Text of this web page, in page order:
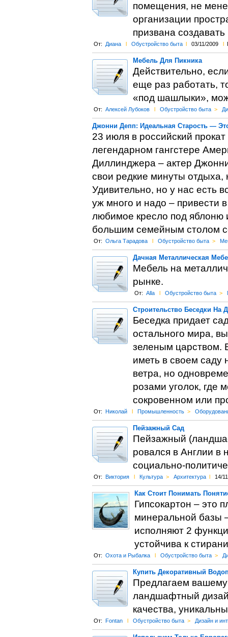
помещения, не
организации
призвана
От: Диана l Обустройство быта l 03/11/2009 l
Мебель Для Пикника
Действительно,
еще раз работать,
«под шашлыки»,
От: Алексей Лубоков l Обустройство быта >
Джонни Депп: Идеальная Старость —
23 июля в российский
легендарном гангстере
Диллинджера – актер
свои редкие минуты отдыха,
Удивительно, но у нас есть
уж много и надо – привести
любимое кресло под яблоню
большим семейным столом
От: Ольга Тарадова l Обустройство быта >
Дачная Металлическая
Мебель на
рынке.
От: Alla l Обустройство быта >
Строительство Беседки На
Беседка придает
остального мира,
зеленым царством.
иметь в своем
ветра, но
розами уголок, где
сокровенном или
От: Николай l Промышленность >
Пейзажный Сад
Пейзажный
ровался в Англии в
социально-
От: Виктория l Культура > Архитектура l 14/
Как Стоит Понимать
Гипсокартон – это
минеральной базы
исполняют 2
устойчива к
От: Охота и Рыбалка l Обустройство быта >
Купить Декоративный
Предлагаем
ландшафтный
качества,
От: Fontan l Обустройство быта > Дизайн и